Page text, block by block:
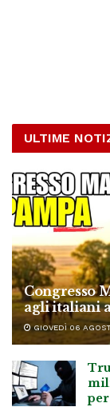
ULTIME
Congresso
agli italiani
GIOVEDÌ 06